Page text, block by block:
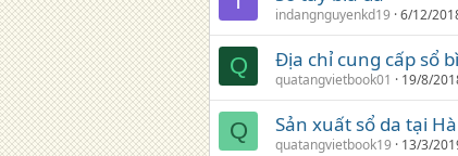
indangnguyenkd19 6/12/
Q Địa chỉ cung cấp sổ
quatangvietbook01 19/8/
Q Sản xuất sổ da tại
quatangvietbook19 13/3/